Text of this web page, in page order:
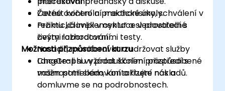
Zavést kontrolní mechanismy, schválení v
režimu „člověk v cyklu“ a sledovatelné
cesty rozhodování.
Nasadit, monitorovat a udržovat služby
LangGraphu v produkčním prostředí s
možnostmi sledování a řízení nákladů.
Četné cvičení a praktické úkoly.
Praktická implementace v prostředí s
živými laboratorními testy.
Možnosti přizpůsobení kurzu
Chcete-li si vyžádat školení přizpůsobené
vašim potřebám, kontaktujte nás a
domluvme se na podrobnostech.